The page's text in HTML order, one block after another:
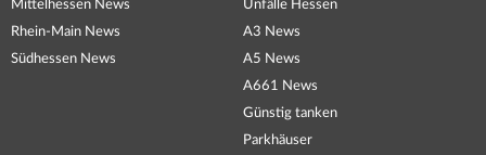
Mittelhessen News
Rhein-Main News
Südhessen News
Unfälle Hessen
A3 News
A5 News
A661 News
Günstig tanken
Parkhäuser